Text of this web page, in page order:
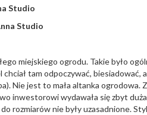
Studio
Studio
miejskiego ogrodu. Takie było
tam odpoczywać, biesiadować,
Nie jest to mała altanka ogrodowa.
inwestorowi wydawała się zbyt
rozmiarów nie były uzasadnione.